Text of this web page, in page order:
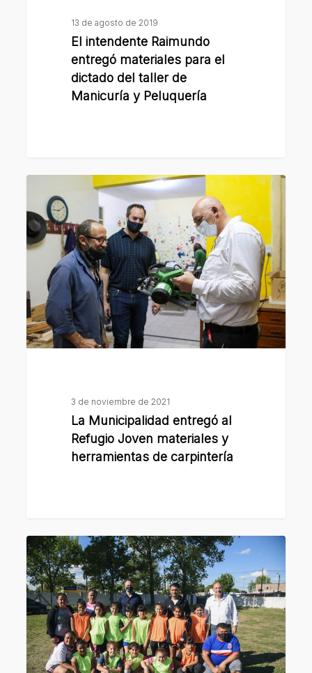
Manicuría
Peluquería
13 de agosto de 2019
El intendente Raimundo
entregó materiales para el
dictado del taller de
Manicuría y Peluquería
Municipalidad
entregó
al
Refugio
Joven
materiales
y
herramientas
3 de noviembre de 2021
La Municipalidad entregó al
Refugio Joven materiales y
herramientas de carpintería
La
Municipalidad
aportó
materiales
deportivos
a
la